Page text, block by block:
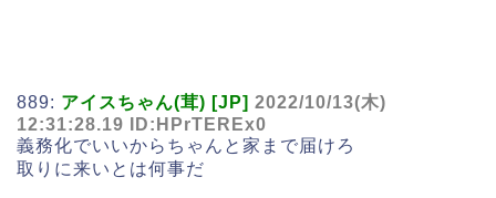
889: アイスちゃん(茸) [JP] 2022/10/13(木)
12:31:28.19 ID:HPrTEREx0
義務化でいいからちゃんと家まで届けろ
取りに来いとは何事だ